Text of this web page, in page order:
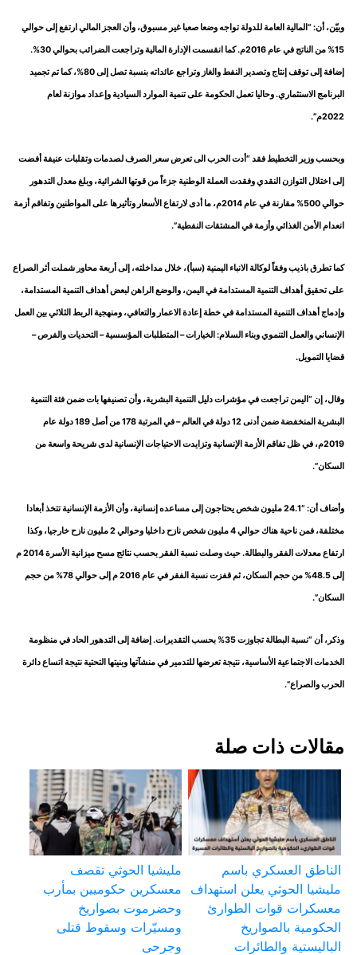
وبيّن، أن: “المالية العامة للدولة تواجه وضعا صعبا غير مسبوق، وأن العجز المالي ارتفع إلى حوالي
15% من الناتج في عام 2016م. كما انقسمت الإدارة المالية وتراجعت الضرائب بحوالي 30%.
إضافة إلى توقف إنتاج وتصدير النفط والغاز وتراجع عائداته بنسبة تصل إلى 80%، كما تم تجميد
البرنامج الاستثماري. وحاليا تعمل الحكومة على تنمية الموارد السيادية وإعداد موازنة لعام
2022م”.
وبحسب وزير التخطيط فقد “أدت الحرب الى تعرض سعر الصرف لصدمات وتقلبات عنيفة أفضت
إلى اختلال التوازن النقدي وفقدت العملة الوطنية جزءاً من قوتها الشرائية، وبلغ معدل التدهور
حوالي 500% مقارنة في عام 2014م، ما أدى لارتفاع الأسعار وتأثيرها على المواطنين وتفاقم أزمة
انعدام الأمن الغذائي وأزمة في المشتقات النفطية”.
كما تطرق باذيب وفقاً لوكالة الانباء اليمنية (سبأ)، خلال مداخلته، إلى أربعة محاور شملت أثر الصراع
على تحقيق أهداف التنمية المستدامة في اليمن، والوضع الراهن لبعض أهداف التنمية المستدامة،
وإدماج أهداف التنمية المستدامة في خطة إعادة الاعمار والتعافي، ومنهجية الربط الثلاثي بين العمل
الإنساني والعمل التنموي وبناء السلام: الخيارات – المتطلبات المؤسسية – التحديات والفرص –
قضايا التمويل.
وقال، إن “اليمن تراجعت في مؤشرات دليل التنمية البشرية، وأن تصنيفها بات ضمن فئة التنمية
البشرية المنخفضة ضمن أدنى 12 دولة في العالم – في المرتبة 178 من أصل 189 دولة عام
2019م، في ظل تفاقم الأزمة الإنسانية وتزايدت الاحتياجات الإنسانية لدى شريحة واسعة من
السكان”.
وأضاف أن: “24.1 مليون شخص يحتاجون إلى مساعده إنسانية، وأن الأزمة الإنسانية تتخذ أبعادا
مختلفة، فمن ناحية هناك حوالي 4 مليون شخص نازح داخليا وحوالي 2 مليون نازح خارجيا، وكذا
ارتفاع معدلات الفقر والبطالة. حيث وصلت نسبة الفقر بحسب نتائج مسح ميزانية الأسرة 2014 م
إلى 48.5% من حجم السكان، ثم قفزت نسبة الفقر في عام 2016 م إلى حوالي 78% من حجم
السكان”.
وذكر، أن “نسبة البطالة تجاوزت 35% بحسب التقديرات. إضافة إلى التدهور الحاد في منظومة
الخدمات الاجتماعية الأساسية، نتيجة تعرضها للتدمير في منشآتها وبنيتها التحتية نتيجة اتساع دائرة
الحرب والصراع”.
مقالات ذات صلة
الناطق العسكري باسم
مليشيا الحوثي يعلن استهداف
معسكرات قوات الطوارئ
الحكومية بالصواريخ
الباليستية والطائرات
مليشيا الحوثي تقصف
معسكرين حكوميين بمأرب
وحضرموت بصواريخ
ومسيّرات وسقوط قتلى
وجرحى